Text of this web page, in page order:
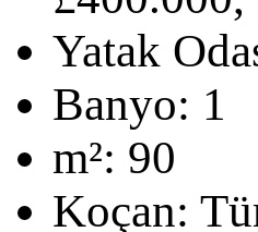
Yatak
Banyo: 1
m²: 90
Koçan: